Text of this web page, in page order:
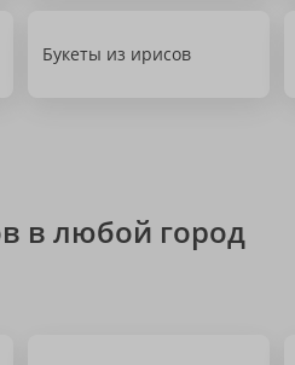
Букеты из ирисов
в любой город